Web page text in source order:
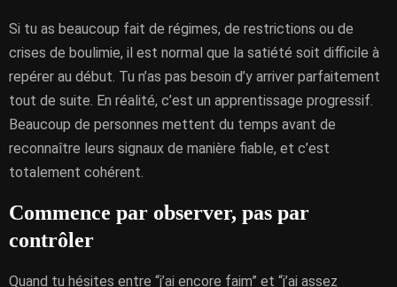
Si tu as beaucoup fait de régimes, de restrictions ou de
crises de boulimie, il est normal que la satiété soit difficile à
repérer au début. Tu n’as pas besoin d’y arriver parfaitement
tout de suite. En réalité, c’est un apprentissage progressif.
Beaucoup de personnes mettent du temps avant de
reconnaître leurs signaux de manière fiable, et c’est
totalement cohérent.
Commence par observer, pas par
contrôler
Quand tu hésites entre “j’ai encore faim” et “j’ai assez